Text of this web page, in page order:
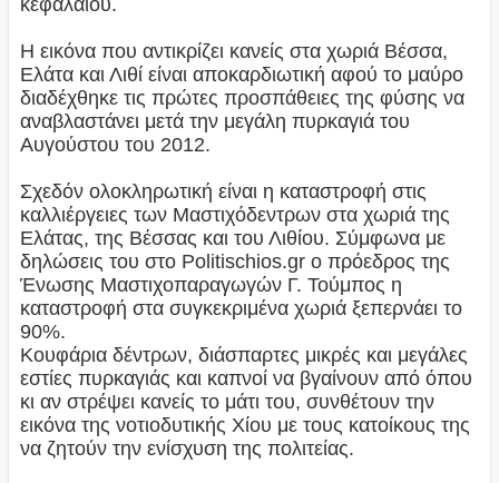
κεφαλαίου.
Η εικόνα που αντικρίζει κανείς στα χωριά Βέσσα,
Ελάτα και Λιθί είναι αποκαρδιωτική αφού το μαύρο
διαδέχθηκε τις πρώτες προσπάθειες της φύσης να
αναβλαστάνει μετά την μεγάλη πυρκαγιά του
Αυγούστου του 2012.
Σχεδόν ολοκληρωτική είναι η καταστροφή στις
καλλιέργειες των Μαστιχόδεντρων στα χωριά της
Ελάτας, της Βέσσας και του Λιθίου. Σύμφωνα με
δηλώσεις του στο Politischios.gr ο πρόεδρος της
Ένωσης Μαστιχοπαραγωγών Γ. Τούμπος η
καταστροφή στα συγκεκριμένα χωριά ξεπερνάει το
90%.
Κουφάρια δέντρων, διάσπαρτες μικρές και μεγάλες
εστίες πυρκαγιάς και καπνοί να βγαίνουν από όπου
κι αν στρέψει κανείς το μάτι του, συνθέτουν την
εικόνα της νοτιοδυτικής Χίου με τους κατοίκους της
να ζητούν την ενίσχυση της πολιτείας.